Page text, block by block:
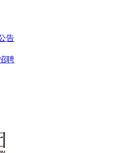
告
聘